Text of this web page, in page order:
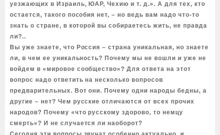
уезжающих в Израиль, ЮАР, Чехию и т. д.». А для тех, кто
остается, такого пособия нет, – но ведь вам надо что-то
знать о стране, в которой вы собираетесь жить, не правда
ли?..
Вы уже знаете, что Россия – страна уникальная, но знаете
ли, в чем ее уникальность? Почему мы не вошли и уже не
войдем в «мировое сообщество»? Для ответа на этот
вопрос надо ответить на несколько вопросов
предварительных. Вот они. Почему одни народы бедны, а
другие – нет? Чем русские отличаются от всех прочих
народов? Почему «что русскому здорово, то немцу
смерть»? И не случается ли наоборот?